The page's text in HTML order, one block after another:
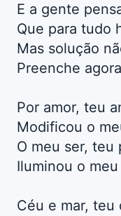
E a gente
Que para tudo
Mas solução
Preenche
Por amor, teu
Modificou o
O meu ser, teu
Iluminou o
Céu e mar, teu